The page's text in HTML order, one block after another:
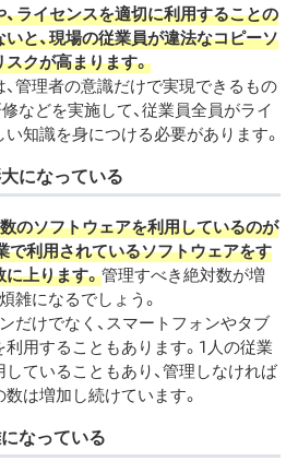
ライセンスを適切に利用することの
と、現場の従業員が違法なコピーソ
クが高まります。
管理者の意識だけで実現できるもの
などを実施して、従業員全員がライ
知識を身につける必要があります。
になっている
のソフトウェアを利用しているのが
で利用されているソフトウェアをす
上ります。管理すべき絶対数が増
雑になるでしょう。
だけでなく、スマートフォンやタブ
用することもあります。1人の従業
ていることもあり、管理しなければ
は増加し続けています。
なっている